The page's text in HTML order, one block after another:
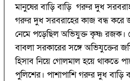
মানুষের বাড়ি বাড়ি গরুর দুধ
গরুর দুধ সরবরাহের কাজ বন্ধ করে
নেমে পড়েছিল অভিযুক্ত কৃষ্ণ
বাবলা সরকারের সঙ্গে অভিযুক্তের
হিসাব নিয়ে গোলমাল হয়ে থাকতে
পুলিশের। পাশাপাশি গরুর দুধ বাড়ি